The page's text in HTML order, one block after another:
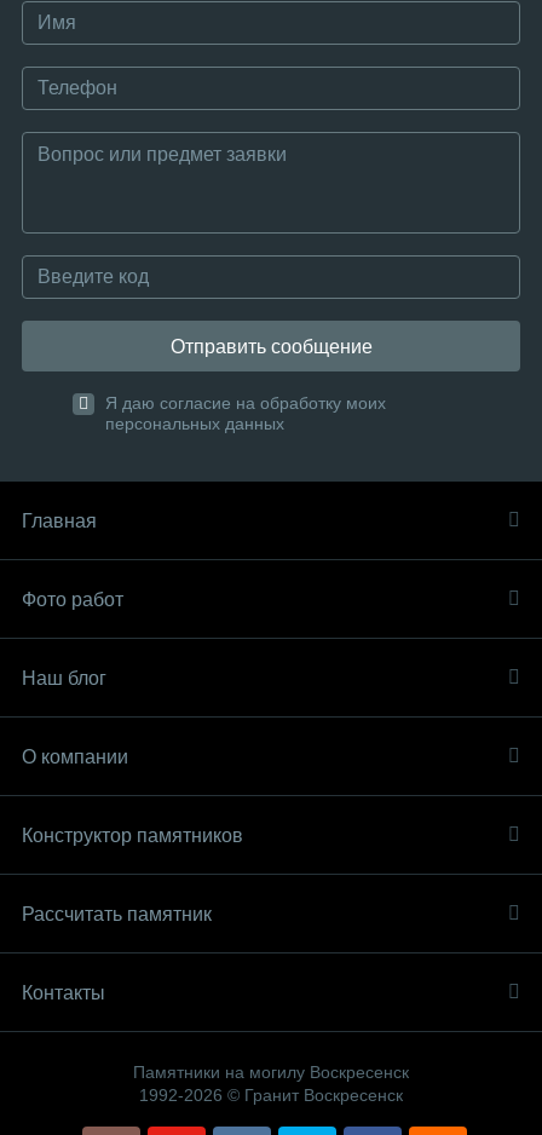
Отправить сообщение
Я даю согласие на обработку моих
персональных данных
Главная
Фото работ
Наш блог
О компании
Конструктор памятников
Рассчитать памятник
Контакты
Памятники на могилу Воскресенск
1992-2026 © Гранит Воскресенск